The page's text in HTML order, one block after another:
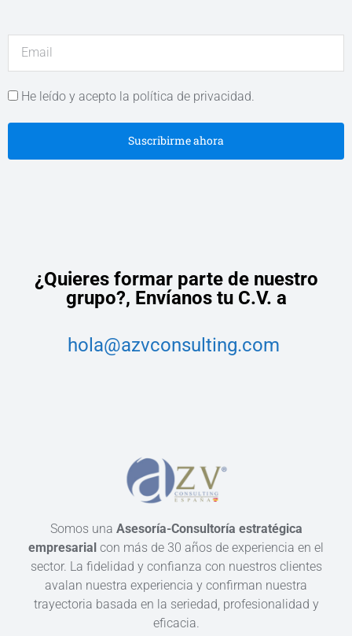
He leído y acepto la política de privacidad.
Suscribirme ahora
¿Quieres formar parte de nuestro
grupo?, Envíanos tu C.V. a
hola@azvconsulting.com
Somos una Asesoría-Consultoría estratégica
empresarial con más de 30 años de experiencia en el
sector. La fidelidad y confianza con nuestros clientes
avalan nuestra experiencia y confirman nuestra
trayectoria basada en la seriedad, profesionalidad y
eficacia.